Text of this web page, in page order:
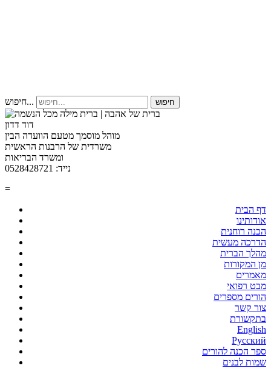
חיפוש... חיפוש
דוד דדון
מוהל מוסמך מטעם הוועדה הבין
משרדית של הרבנות הראשית
ומשרד הבריאות
נייד: 0528428721
=
דף הבית
אודותינו
הכנה רוחנית
הדרכה מעשית
מהלך הברית
מן המקורות
מאמרים
מבט רפואי
הורים מספרים
צור קשר
בתקשורת
English
Русский
ספר הכנה להורים
שמות לבנים